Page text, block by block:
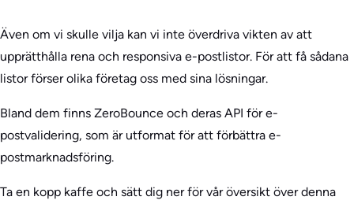
Även om vi skulle vilja kan vi inte överdriva vikten av att
upprätthålla rena och responsiva e-postlistor. För att få sådana
listor förser olika företag oss med sina lösningar.
Bland dem finns ZeroBounce och deras API för e-
postvalidering, som är utformat för att förbättra e-
postmarknadsföring.
Ta en kopp kaffe och sätt dig ner för vår översikt över denna